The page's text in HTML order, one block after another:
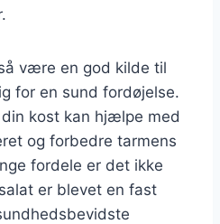
være en god kilde til
for en sund fordøjelse.
kost kan hjælpe med
og forbedre tarmens
fordele er det ikke
er blevet en fast